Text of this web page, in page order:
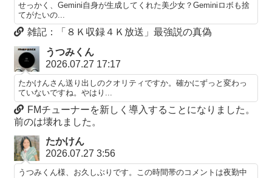
せっかく、Gemini自身が生成してくれた美少女？Geminiロボも捨
てがたいの...
雑記：「８Ｋ収録４Ｋ放送」最強説の真偽
うつみくん
2026.07.27 17:17
たかけんさん送り出しのクオリティですか。確かにずっと変わっ
ていないですね。やはり...
FMチューナーを新しく導入することになりました。
前のは壊れました。
たかけん
2026.07.27 3:56
うつみくん様、お久しぶりです。この時間帯のコメントは夜勤中